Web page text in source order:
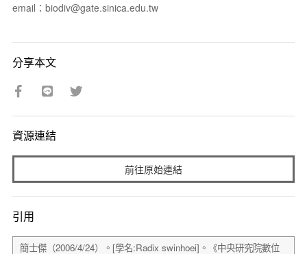
email：biodiv@gate.sinica.edu.tw
分享本文
資源連結
前往原始連結
引用